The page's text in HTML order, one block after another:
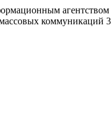
коммуникаций